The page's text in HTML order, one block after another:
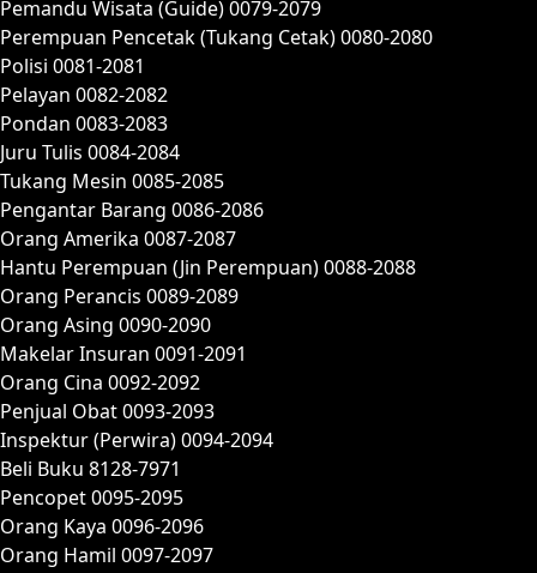
Pemandu Wisata (Guide) 0079-2079
Perempuan Pencetak (Tukang Cetak) 0080-2080
Polisi 0081-2081
Pelayan 0082-2082
Pondan 0083-2083
Juru Tulis 0084-2084
Tukang Mesin 0085-2085
Pengantar Barang 0086-2086
Orang Amerika 0087-2087
Hantu Perempuan (Jin Perempuan) 0088-2088
Orang Perancis 0089-2089
Orang Asing 0090-2090
Makelar Insuran 0091-2091
Orang Cina 0092-2092
Penjual Obat 0093-2093
Inspektur (Perwira) 0094-2094
Beli Buku 8128-7971
Pencopet 0095-2095
Orang Kaya 0096-2096
Orang Hamil 0097-2097